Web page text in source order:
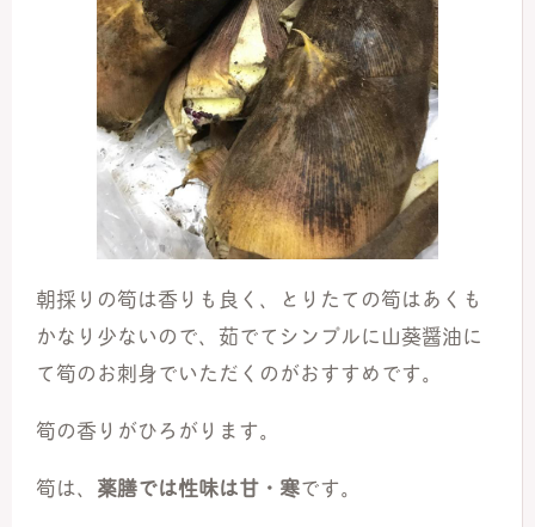
朝採りの筍は香りも良く、とりたての筍はあくも
かなり少ないので、茹でてシンプルに山葵醤油に
て筍のお刺身でいただくのがおすすめです。
筍の香りがひろがります。
筍は、 薬膳では性味は甘・寒です。